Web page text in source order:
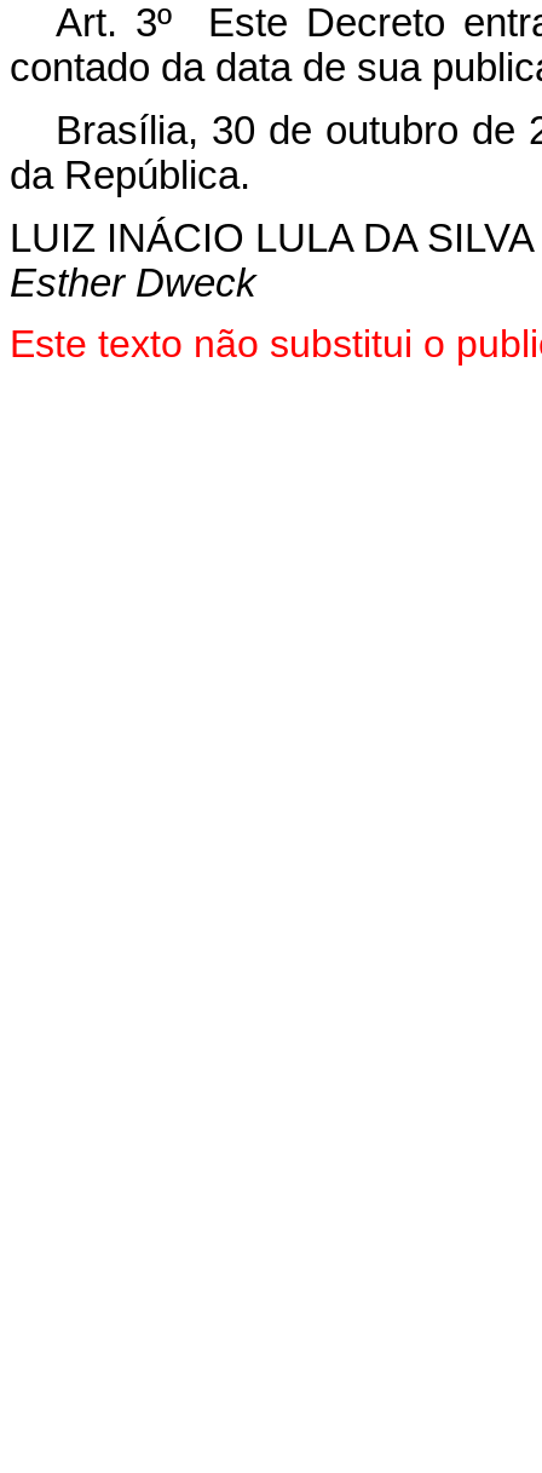
Art. 3º Este Decreto
contado da data de sua
Brasília, 30 de outubro de
da República.
LUIZ INÁCIO LULA DA SILVA
Esther Dweck
Este texto não substitui o